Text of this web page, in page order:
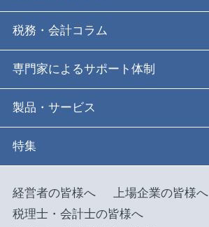
税務・会計コラム
専門家によるサポート体制
製品・サービス
特集
経営者の皆様へ
上場企業の皆様へ
税理士・会計士の皆様へ